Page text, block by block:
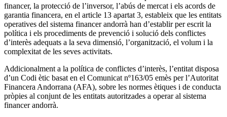
financer, la protecció de l’inversor, l’abús de mercat i els acords de
garantia financera, en el article 13 apartat 3, estableix que les entitats
operatives del sistema financer andorrà han d’establir per escrit la
política i els procediments de prevenció i solució dels conflictes
d’interès adequats a la seva dimensió, l’organització, el volum i la
complexitat de les seves activitats.
Addicionalment a la política de conflictes d’interès, l’entitat disposa
d’un Codi ètic basat en el Comunicat nº163/05 emès per l’Autoritat
Financera Andorrana (AFA), sobre les normes ètiques i de conducta
pròpies al conjunt de les entitats autoritzades a operar al sistema
financer andorrà.